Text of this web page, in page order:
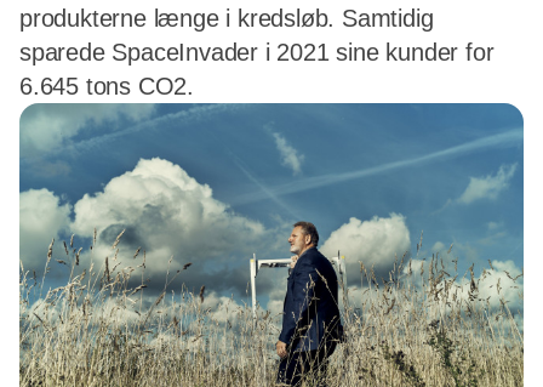
produkterne længe i kredsløb. Samtidig
sparede SpaceInvader i 2021 sine kunder for
6.645 tons CO2.